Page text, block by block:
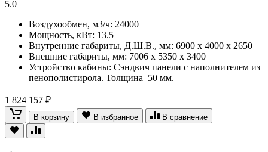
5.0
Воздухообмен, м3/ч: 24000
Мощность, кВт: 13.5
Внутренние габариты, Д.Ш.В., мм: 6900 х 4000 х 2650
Внешние габариты, мм: 7006 x 5350 x 3400
Устройство кабины: Сэндвич панели с наполнителем из
пенополистирола. Толщина 50 мм.
1 824 157 ₽
В корзину В избранное В сравнение